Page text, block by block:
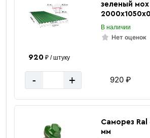
зеленый мох
В наличии
Нет оценок
920₽ / штуку
- + 920 ₽
Саморез Ral
мм